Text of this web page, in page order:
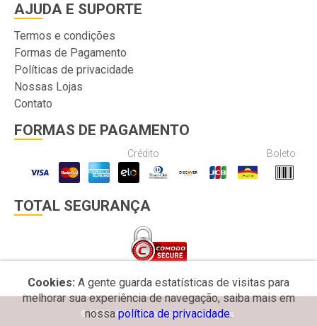
AJUDA E SUPORTE
Termos e condições
Formas de Pagamento
Políticas de privacidade
Nossas Lojas
Contato
FORMAS DE PAGAMENTO
Crédito Boleto
TOTAL SEGURANÇA
Cookies: A gente guarda estatísticas de visitas para
melhorar sua experiência de navegação, saiba mais em
nossapolítica de privacidade.
© 2026 MW Bomboniere e Embalagens.